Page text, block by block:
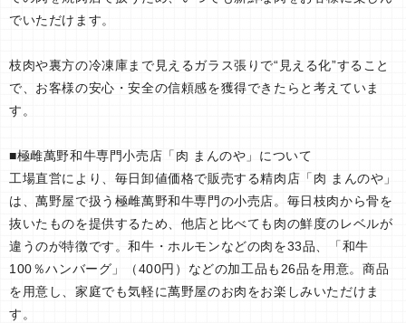
でいただけます。
枝肉や裏方の冷凍庫まで見えるガラス張りで“見える化”すること
で、お客様の安心・安全の信頼感を獲得できたらと考えていま
す。
■極雌萬野和牛専門小売店「肉 まんのや」について
工場直営により、毎日卸値価格で販売する精肉店「肉 まんのや」
は、萬野屋で扱う極雌萬野和牛専門の小売店。毎日枝肉から骨を
抜いたものを提供するため、他店と比べても肉の鮮度のレベルが
違うのが特徴です。和牛・ホルモンなどの肉を33品、「和牛
100％ハンバーグ」（400円）などの加工品も26品を用意。商品
を用意し、家庭でも気軽に萬野屋のお肉をお楽しみいただけま
す。